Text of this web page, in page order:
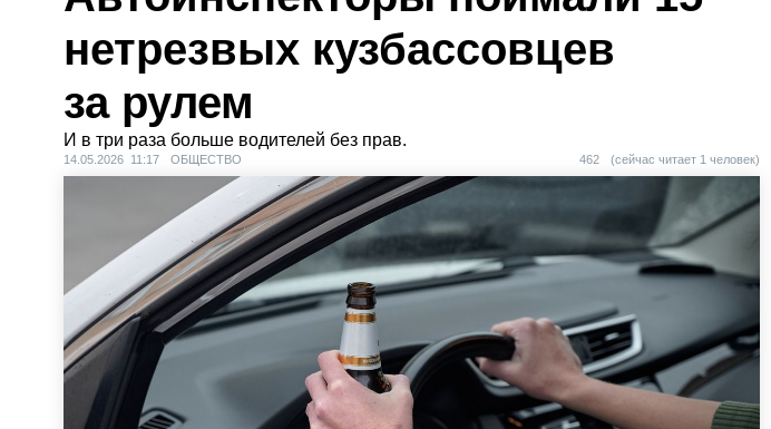
нетрезвых кузбассовцев
за рулем
И в три раза больше водителей без прав.
14.05.2026 11:17 ОБЩЕСТВО 462 (сейчас читает 1 человек)